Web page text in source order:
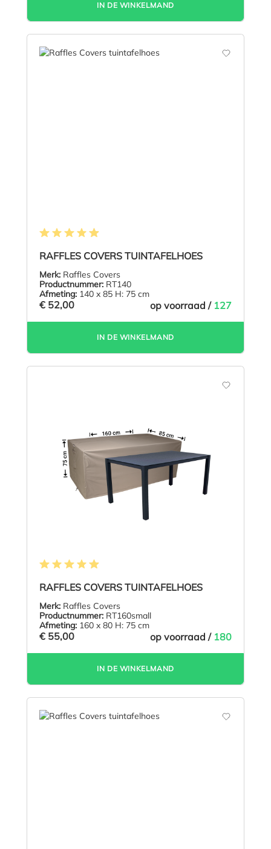
IN DE WINKELMAND
RAFFLES COVERS TUINTAFELHOES
Merk: Raffles Covers
Productnummer: RT140
Afmeting: 140 x 85 H: 75 cm
€ 52,00 op voorraad / 127
IN DE WINKELMAND
RAFFLES COVERS TUINTAFELHOES
Merk: Raffles Covers
Productnummer: RT160small
Afmeting: 160 x 80 H: 75 cm
€ 55,00 op voorraad / 180
IN DE WINKELMAND